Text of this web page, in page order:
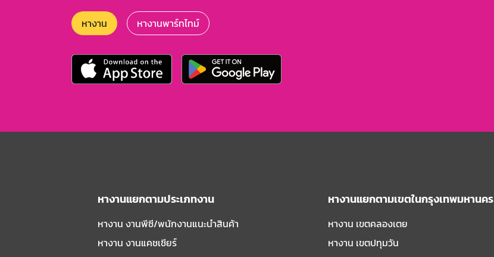
หางาน หางานพาร์ทไทม์
หางานแยกตามประเภทงาน
หางาน งานพีซี/พนักงานแนะนําสินค้า
หางาน งานแคชเชียร์
หางานแยกตามเขตในกรุงเทพมหานคร
หางาน เขตคลองเตย
หางาน เขตปทุมวัน